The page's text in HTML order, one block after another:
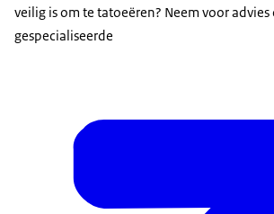
veilig is om te tatoeëren? Neem voor
gespecialiseerde